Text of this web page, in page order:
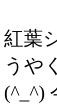
紅葉
うや
(^_^)